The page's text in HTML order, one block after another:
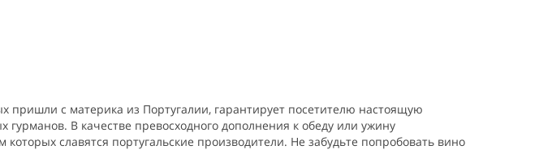
с материка из Португалии, гарантирует посетителю настоящую
В качестве превосходного дополнения к обеду или ужину
славятся португальские производители. Не забудьте попробовать вино